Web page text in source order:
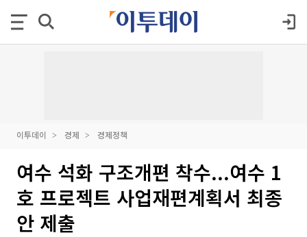
이투데이 경제 경제정책
여수 석화 구조개편 착수...여수 1
호 프로젝트 사업재편계획서 최종
안 제출